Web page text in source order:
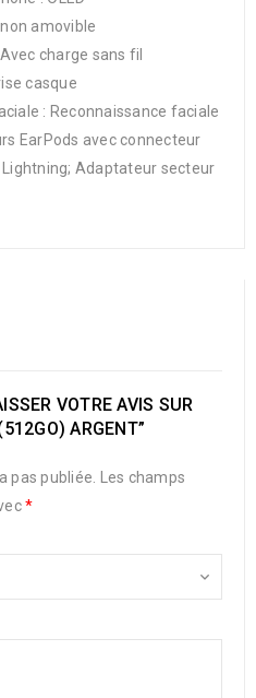
amovible
charge sans fil
casque
: Reconnaissance faciale
EarPods avec connecteur
Lightning; Adaptateur secteur
VOTRE AVIS SUR
ARGENT”
pas publiée.
Les champs
*